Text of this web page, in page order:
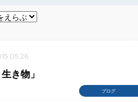
ブログ
き物」